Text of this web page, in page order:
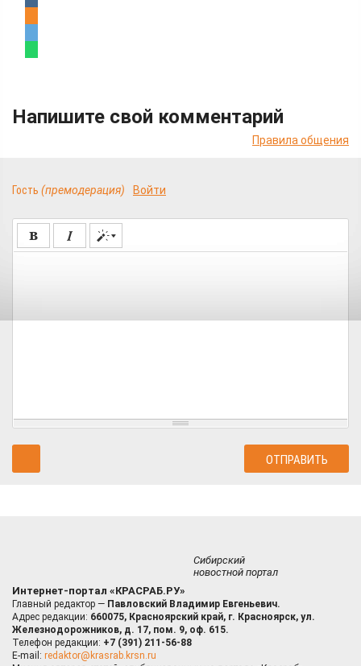
Напишите свой комментарий
Правила общения
Гость (премодерация) Войти
Сибирский
новостной портал
Интернет-портал «КРАСРАБ.РУ»
Главный редактор — Павловский Владимир Евгеньевич.
Адрес редакции: 660075, Красноярский край, г. Красноярск, ул.
Железнодорожников, д. 17, пом. 9, оф. 615.
Телефон редакции: +7 (391) 211-56-88
E-mail: redaktor@krasrab.krsn.ru